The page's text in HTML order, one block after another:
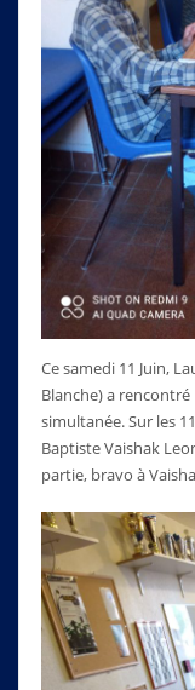
Ce samedi 11 Juin,
Blanche) a rencontré
simultanée. Sur les
Baptiste Vaishak
partie, bravo à